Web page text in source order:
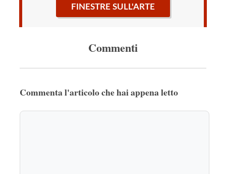
FINESTRE SULL'ARTE
Commenti
Commenta l'articolo che hai appena letto